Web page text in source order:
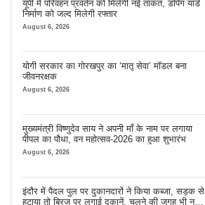
यूपी में परिवहन प्रवर्तन को मिलेगी नई ताकत, डंपिंग यार्ड
निर्माण को जल्द मिलेगी रफ्तार
August 6, 2026
योगी सरकार का गोरखपुर का ‘मातृ सेवा’ मॉडल बना
जीवनरक्षक
August 6, 2026
मुख्यमंत्री विष्णुदेव साय ने अपनी माँ के नाम पर लगाया
पीपल का पौधा, वन महोत्सव-2026 का हुआ शुभारंभ
August 6, 2026
इंदौर में पैदल पुल पर दुकानदारों ने किया कब्जा, सड़क से
हटाया तो ब्रिज पर लगाई दुकानें, चलने की जगह भी नहीं